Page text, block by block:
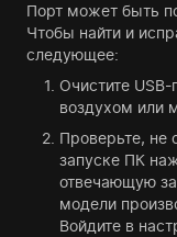
Порт может быть
Чтобы найти и
следующее:
Очистите
воздухом или
Проверьте, не
запуске ПК
отвечающую
модели
Войдите в